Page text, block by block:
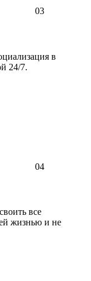
03
в
24/7.
04
все
жизнью и не